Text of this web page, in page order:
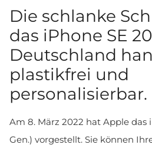
Die schlanke
das iPhone SE
Deutschland
plastikfrei und
personalisierbar.
Am 8. März 2022 hat Apple das
Gen.) vorgestellt. Sie können